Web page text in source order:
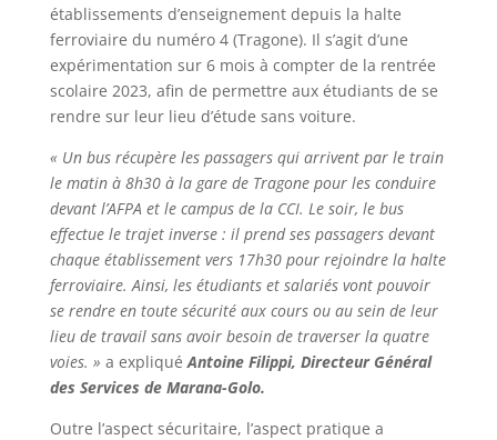
établissements d’enseignement depuis la halte
ferroviaire du numéro 4 (Tragone). Il s’agit d’une
expérimentation sur 6 mois à compter de la rentrée
scolaire 2023, afin de permettre aux étudiants de se
rendre sur leur lieu d’étude sans voiture.
« Un bus récupère les passagers qui arrivent par le train
le matin à 8h30 à la gare de Tragone pour les conduire
devant l’AFPA et le campus de la CCI. Le soir, le bus
effectue le trajet inverse : il prend ses passagers devant
chaque établissement vers 17h30 pour rejoindre la halte
ferroviaire. Ainsi, les étudiants et salariés vont pouvoir
se rendre en toute sécurité aux cours ou au sein de leur
lieu de travail sans avoir besoin de traverser la quatre
voies. » a expliquéAntoine Filippi, Directeur Général
des Services de Marana-Golo.
Outre l’aspect sécuritaire, l’aspect pratique a